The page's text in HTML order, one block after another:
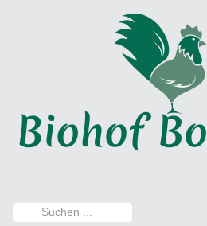
Heute
Aktuelles
Suchen